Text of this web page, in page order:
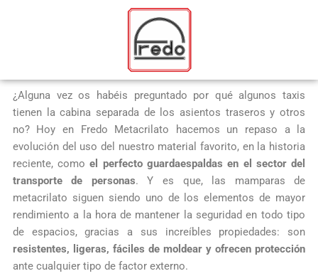
¿Alguna vez os habéis preguntado por qué algunos taxis
tienen la cabina separada de los asientos traseros y otros
no? Hoy en Fredo Metacrilato hacemos un repaso a la
evolución del uso del nuestro material favorito, en la historia
reciente, comoel perfecto guardaespaldas en el sector del
transporte de personas. Y es que, las mamparas de
metacrilato siguen siendo uno de los elementos de mayor
rendimiento a la hora de mantener la seguridad en todo tipo
de espacios, gracias a sus increíbles propiedades: son
resistentes, ligeras, fáciles de moldear y ofrecen protección
ante cualquier tipo de factor externo.